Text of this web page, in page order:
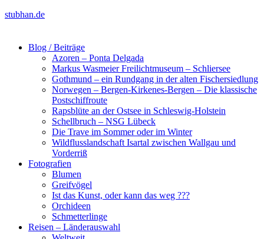
stubhan.de
Blog / Beiträge
Azoren – Ponta Delgada
Markus Wasmeier Freilichtmuseum – Schliersee
Gothmund – ein Rundgang in der alten Fischersiedlung
Norwegen – Bergen-Kirkenes-Bergen – Die klassische
Postschiffroute
Rapsblüte an der Ostsee in Schleswig-Holstein
Schellbruch – NSG Lübeck
Die Trave im Sommer oder im Winter
Wildflusslandschaft Isartal zwischen Wallgau und
Vorderriß
Fotografien
Blumen
Greifvögel
Ist das Kunst, oder kann das weg ???
Orchideen
Schmetterlinge
Reisen – Länderauswahl